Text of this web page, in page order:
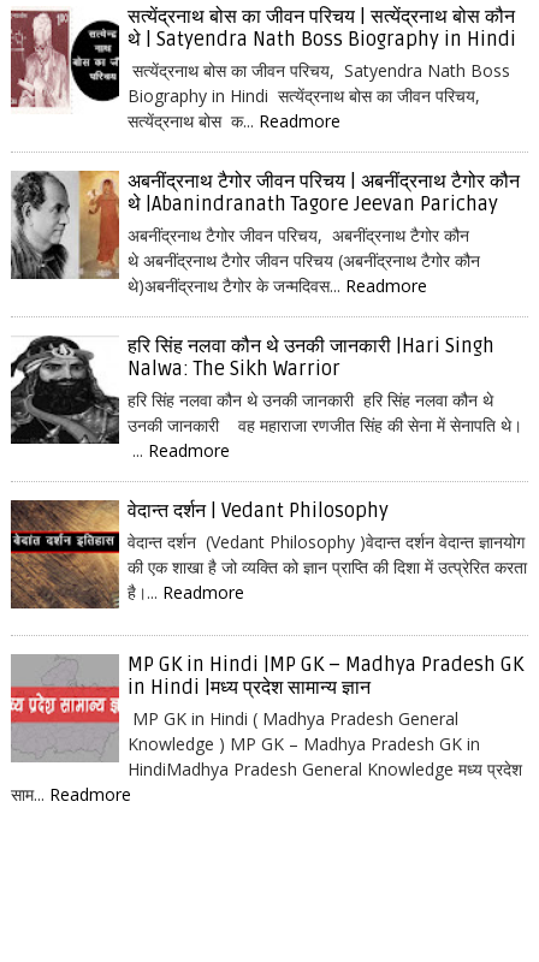
सत्येंद्रनाथ बोस का जीवन परिचय | सत्येंद्रनाथ बोस कौन
थे | Satyendra Nath Boss Biography in Hindi
सत्येंद्रनाथ बोस का जीवन परिचय, Satyendra Nath Boss
Biography in Hindi सत्येंद्रनाथ बोस का जीवन परिचय,
सत्येंद्रनाथ बोस क... Readmore
अबनींद्रनाथ टैगोर जीवन परिचय | अबनींद्रनाथ टैगोर कौन
थे |Abanindranath Tagore Jeevan Parichay
अबनींद्रनाथ टैगोर जीवन परिचय, अबनींद्रनाथ टैगोर कौन
थे अबनींद्रनाथ टैगोर जीवन परिचय (अबनींद्रनाथ टैगोर कौन
थे)अबनींद्रनाथ टैगोर के जन्मदिवस... Readmore
हरि सिंह नलवा कौन थे उनकी जानकारी |Hari Singh
Nalwa: The Sikh Warrior
हरि सिंह नलवा कौन थे उनकी जानकारी हरि सिंह नलवा कौन थे
उनकी जानकारी वह महाराजा रणजीत सिंह की सेना में सेनापति थे।
... Readmore
वेदान्त दर्शन | Vedant Philosophy
वेदान्त दर्शन (Vedant Philosophy )वेदान्त दर्शन वेदान्त ज्ञानयोग
की एक शाखा है जो व्यक्ति को ज्ञान प्राप्ति की दिशा में उत्प्रेरित करता
है।... Readmore
MP GK in Hindi |MP GK – Madhya Pradesh GK
in Hindi |मध्य प्रदेश सामान्य ज्ञान
MP GK in Hindi ( Madhya Pradesh General
Knowledge ) MP GK – Madhya Pradesh GK in
HindiMadhya Pradesh General Knowledge मध्य प्रदेश
साम... Readmore